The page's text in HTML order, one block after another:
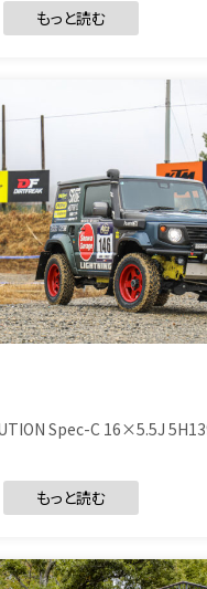
もっと読む
Spec-C 16×5.5J
もっと読む